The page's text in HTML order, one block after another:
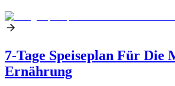
7-Tage Speiseplan Für Die
Ernährung